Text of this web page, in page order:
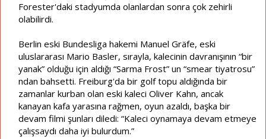
Forester'daki stadyumda olanlardan sonra çok zehirli
olabilirdi.
Berlin eski Bundesliga hakemi Manuel Gräfe, eski
uluslararası Mario Basler, sırayla, kalecinin davranışının “bir
yanak” olduğu için aldığı “Sarma Frost” un “smear tiyatrosu”
ndan bahsetti. Freiburg'da bir golf topu aldığında bir
zamanlar kurban olan eski kaleci Oliver Kahn, ancak
kanayan kafa yarasına rağmen, oyun azaldı, başka bir
devam filmi şunları diledi: “Kaleci oynamaya devam etmeye
çalışsaydı daha iyi bulurdum.”